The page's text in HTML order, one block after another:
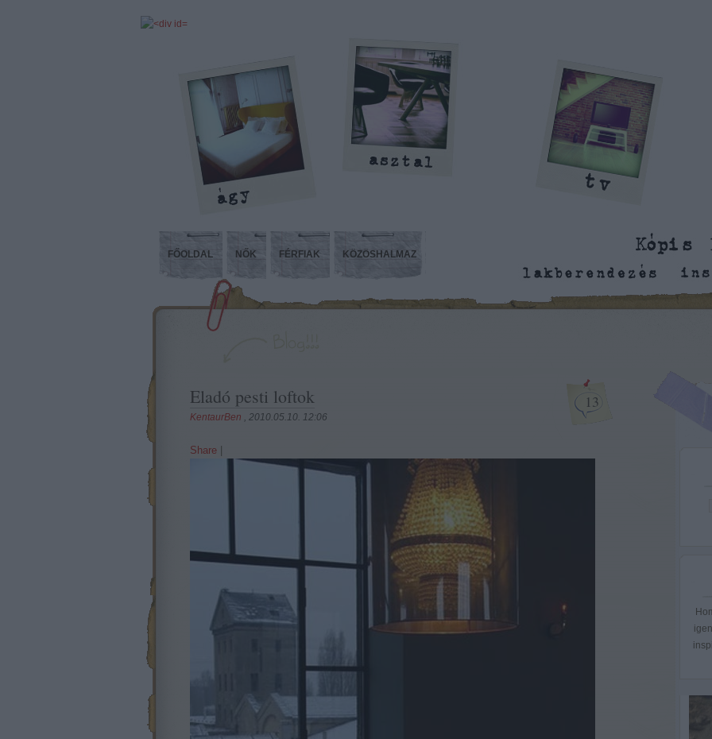
FŐOLDAL NŐK FÉRFIAK KÖZÖSHALMAZ
13
Eladó pesti loftok
KentaurBen , 2010.05.10. 12:06
Share